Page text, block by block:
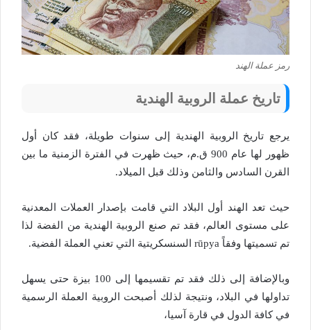
رمز عملة الهند
تاريخ عملة الروبية الهندية
يرجع تاريخ الروبية الهندية إلى سنوات طويلة، فقد كان أول
ظهور لها عام 900 ق.م، حيث ظهرت في الفترة الزمنية ما بين
القرن السادس والثامن وذلك قبل الميلاد.
حيث تعد الهند أول البلاد التي قامت بإصدار العملات المعدنية
على مستوى العالم، فقد تم صنع الروبية الهندية من الفضة لذا
تم تسميتها وفقاً rūpya السنسكريتية التي تعني العملة الفضية.
وبالإضافة إلى ذلك فقد تم تقسيمها إلى 100 بيزة حتى يسهل
تداولها في البلاد، ونتيجة لذلك أصبحت الروبية العملة الرسمية
في كافة الدول في قارة آسيا،